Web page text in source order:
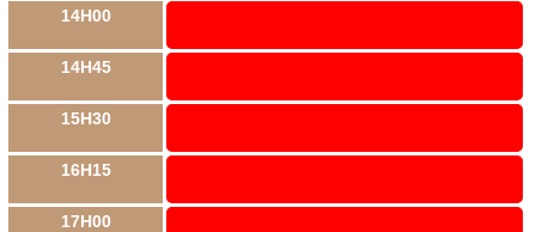
14H00
14H45
15H30
16H15
17H00